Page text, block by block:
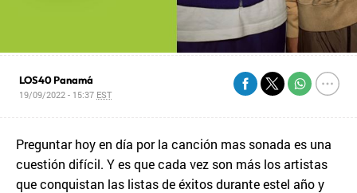
LOS40 Panamá
19/09/2022 - 15:37 EST
Preguntar hoy en día por la canción mas sonada es una
cuestión difícil. Y es que cada vez son más los artistas
que conquistan las listas de éxitos durante estel año y